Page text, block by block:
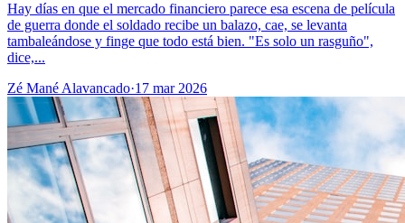
Hay días en que el mercado financiero parece esa escena de película
de guerra donde el soldado recibe un balazo, cae, se levanta
tambaleándose y finge que todo está bien. "Es solo un rasguño",
dice,...
Zé Mané Alavancado·17 mar 2026